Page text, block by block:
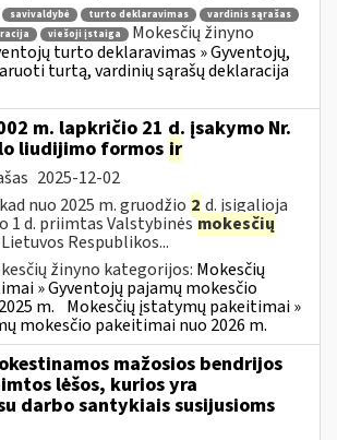
savivaldybė turto deklaravimas
vardinis sąrašas
viešoji įstaiga
Mokesčių žinyno
turto deklaravimas » Gyventojų,
turtą, vardinių sąrašų deklaracija
m. lapkričio 21 d. įsakymo Nr.
liudijimo formos ir
2025-12-02
nuo 2025 m. gruodžio 2 d. įsigalioja
1 d. priimtas Valstybinėsmokesčių
Respublikos...
žinyno kategorijos: Mokesčių
» Gyventojų pajamų mokesčio
m. Mokesčių įstatymų pakeitimai »
mokesčio pakeitimai nuo 2026 m.
mažosios bendrijos
lėšos, kurios yra
darbo santykiais susijusioms